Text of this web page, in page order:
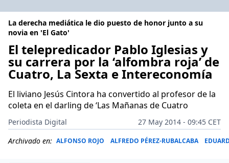
La derecha mediática le dio puesto de honor junto a su
novia en 'El Gato'
El telepredicador Pablo Iglesias y
su carrera por la ‘alfombra roja’ de
Cuatro, La Sexta e Intereconomía
El liviano Jesús Cintora ha convertido al profesor de la
coleta en el darling de ‘Las Mañanas de Cuatro
Periodista Digital
27 May 2014 - 09:45 CET
Archivado en: ALFONSO ROJO ALFREDO PÉREZ-RUBALCABA